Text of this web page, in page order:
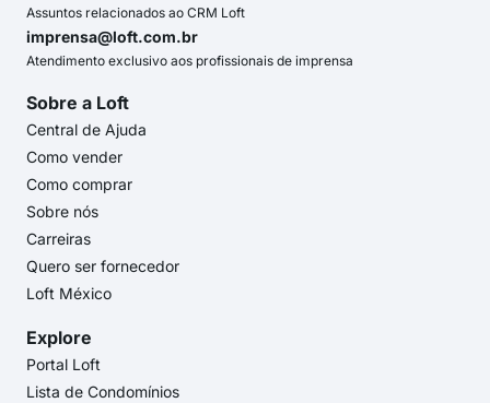
Assuntos relacionados ao CRM Loft
imprensa@loft.com.br
Atendimento exclusivo aos profissionais de imprensa
Sobre a Loft
Central de Ajuda
Como vender
Como comprar
Sobre nós
Carreiras
Quero ser fornecedor
Loft México
Explore
Portal Loft
Lista de Condomínios